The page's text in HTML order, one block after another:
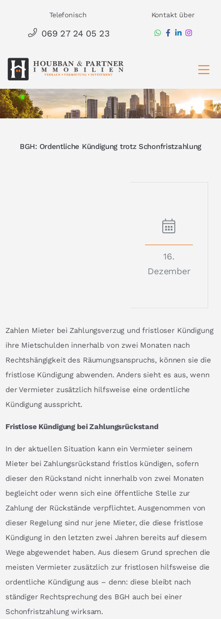
springen
Telefonisch
069 27 24 05 23
Kontakt über
BGH: Ordentliche Kündigung trotz Schonfristzahlung
16.
Dezember
Zahlen Mieter bei Zahlungsverzug und fristloser Kündigung
ihre Mietschulden innerhalb von zwei Monaten nach
Rechtshängigkeit des Räumungsanspruchs, können sie die
fristlose Kündigung abwenden. Anders sieht es aus, wenn
der Vermieter zusätzlich hilfsweise eine ordentliche
Kündigung ausspricht.
Fristlose Kündigung bei Zahlungsrückstand
In der aktuellen Situation kann ein Vermieter seinem
Mieter bei Zahlungsrückstand fristlos kündigen, sofern
dieser den Rückstand nicht innerhalb von zwei Monaten
begleicht oder wenn sich eine öffentliche Stelle zur
Zahlung der Rückstände verpflichtet. Ausgenommen von
dieser Regelung sind nur jene Mieter, die diese fristlose
Kündigung in den letzten zwei Jahren bereits auf diesem
Wege abgewendet haben. Aus diesem Grund sprechen die
meisten Vermieter zusätzlich zur fristlosen hilfsweise die
ordentliche Kündigung aus – denn: diese bleibt nach
ständiger Rechtsprechung des BGH auch bei einer
Schonfristzahlung wirksam.